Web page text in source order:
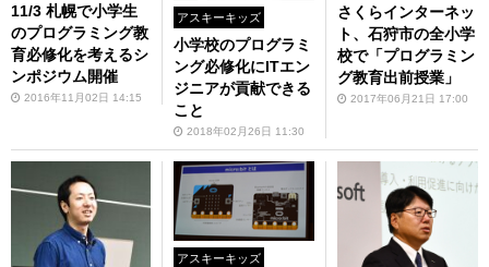
11/3 札幌で小学生
のプログラミング教
育必修化を考えるシ
ンポジウム開催
2016年11月02日 14:15
アスキーキッズ
小学校のプログラミ
ング必修化にITエン
ジニアが貢献できる
こと
2018年02月26日 11:30
さくらインターネッ
ト、石狩市の全小学
校で「プログラミン
グ教育出前授業」
2017年06月21日 17:00
アスキーキッズ